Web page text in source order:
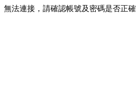
無法連接，請確認帳號及密碼是否正確